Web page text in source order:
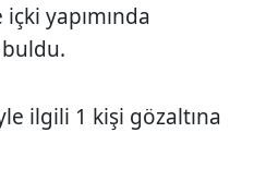
yapımında
ilgili 1 kişi gözaltına